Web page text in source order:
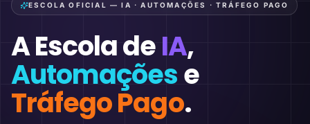
ESCOLA OFICIAL — IA · AUTOMAÇÕES · TRÁFEGO PAGO
A Escola deIA,
Automaçõese
Tráfego Pago.